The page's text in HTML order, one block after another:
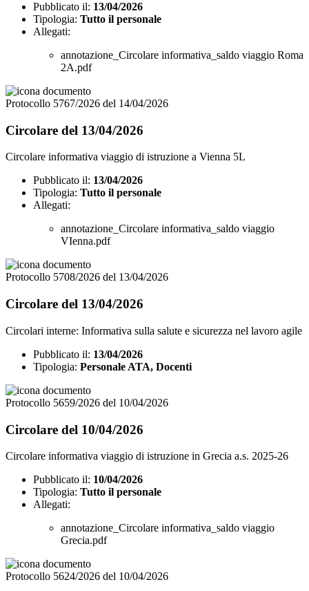
Pubblicato il: 13/04/2026
Tipologia: Tutto il personale
Allegati:
annotazione_Circolare informativa_saldo viaggio Roma
2A.pdf
Protocollo 5767/2026 del 14/04/2026
Circolare del 13/04/2026
Circolare informativa viaggio di istruzione a Vienna 5L
Pubblicato il: 13/04/2026
Tipologia: Tutto il personale
Allegati:
annotazione_Circolare informativa_saldo viaggio
VIenna.pdf
Protocollo 5708/2026 del 13/04/2026
Circolare del 13/04/2026
Circolari interne: Informativa sulla salute e sicurezza nel lavoro agile
Pubblicato il: 13/04/2026
Tipologia: Personale ATA, Docenti
Protocollo 5659/2026 del 10/04/2026
Circolare del 10/04/2026
Circolare informativa viaggio di istruzione in Grecia a.s. 2025-26
Pubblicato il: 10/04/2026
Tipologia: Tutto il personale
Allegati:
annotazione_Circolare informativa_saldo viaggio
Grecia.pdf
Protocollo 5624/2026 del 10/04/2026